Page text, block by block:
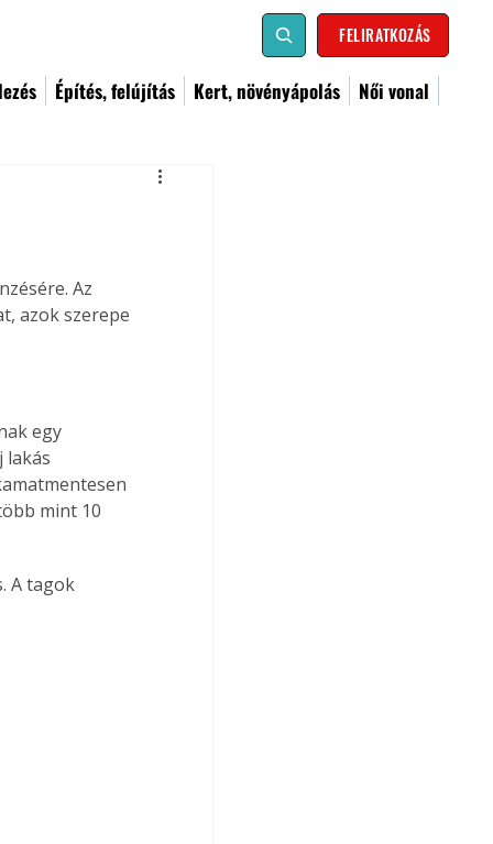
FELIRATKOZÁS
Építés, felújítás Kert, növényápolás Női vonal
Az
azok szerepe
egy
lakás
mint 10
A tagok